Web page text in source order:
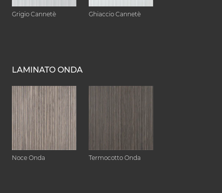
Grigio Cannetè Ghiaccio Cannetè
LAMINATO ONDA
Noce Onda Termocotto Onda